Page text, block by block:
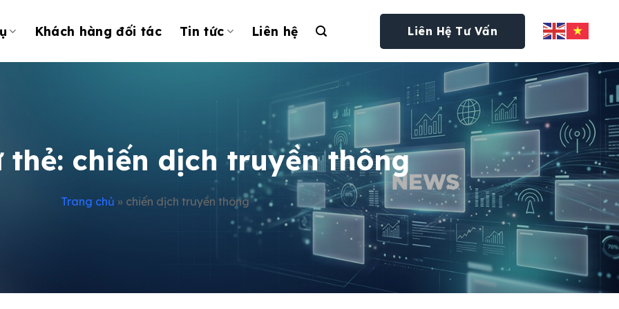
Khách hàng đối tác Tin tức Liên hệ Liên Hệ Tư Vấn
thẻ: chiến dịch truyền thông
Trang chủ » chiến dịch truyền thông